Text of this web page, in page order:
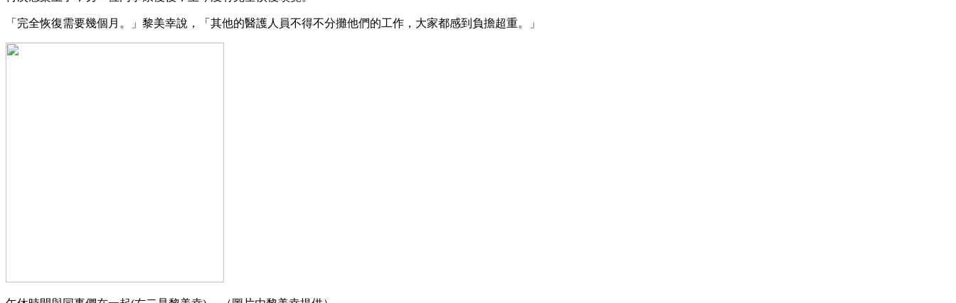
「完全恢復需要幾個月。」黎美幸說，「其他的醫護人員不得不分攤他們的工作，大家都感到負擔超重。」